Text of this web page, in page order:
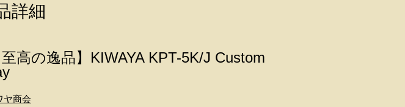
詳細
高の逸品】KIWAYA KPT-5K/J Custom
ヤ商会